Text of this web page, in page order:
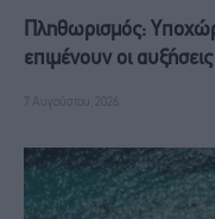
Πληθωρισμός:
επιμένουν οι
7 Αυγούστου, 2026